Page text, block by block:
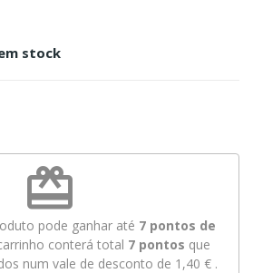
stock
redeem
pode ganhar até 7pontos de
conterá total 7 pontos que
num vale de desconto de 1,40 €.